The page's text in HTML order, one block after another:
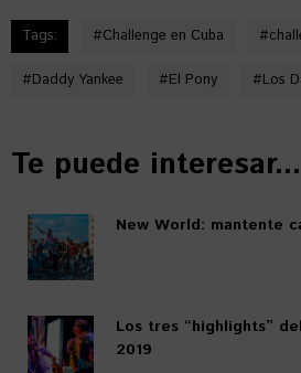
Tags: #Challenge en Cuba #
#Daddy Yankee #El Pony #Los
Te puede interesar...
New World: mantente
Los tres “highlights”
2019